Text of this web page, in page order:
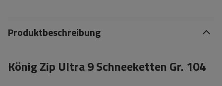
Produktbeschreibung
König Zip Ultra 9 Schneeketten Gr. 104